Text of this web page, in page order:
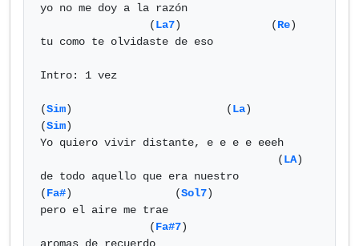
yo no me doy a la razón
                 (
La7)              (Re)
tu como te olvidaste de eso
Intro: 1 vez
(Sim)                        (La)
(Sim)
Yo quiero vivir distante, e e e e eeeh
                                     (
LA)
de todo aquello que era nuestro
(Fa#)                (Sol7)
pero el aire me trae
                 (
Fa#7)